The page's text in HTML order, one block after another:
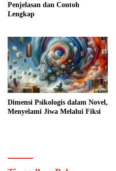
Penjelasan dan Contoh
Lengkap
Dimensi Psikologis dalam Novel,
Menyelami Jiwa Melalui Fiksi